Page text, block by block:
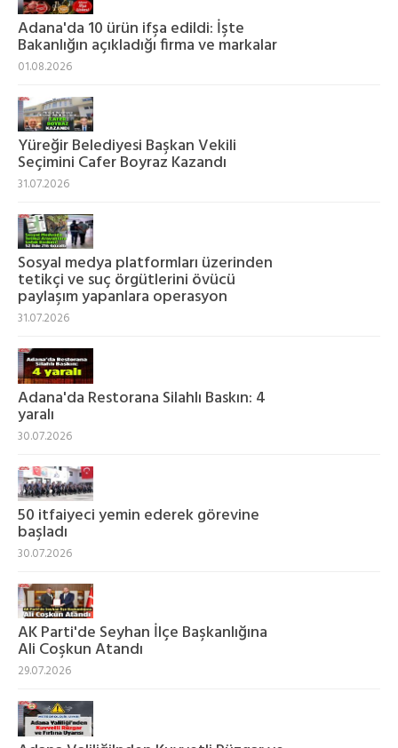
Adana'da 10 ürün ifşa edildi: İşte
Bakanlığın açıkladığı firma ve markalar
01.08.2026
Yüreğir Belediyesi Başkan Vekili
Seçimini Cafer Boyraz Kazandı
31.07.2026
Sosyal medya platformları üzerinden
tetikçi ve suç örgütlerini övücü
paylaşım yapanlara operasyon
31.07.2026
Adana'da Restorana Silahlı Baskın: 4
yaralı
30.07.2026
50 itfaiyeci yemin ederek görevine
başladı
30.07.2026
AK Parti'de Seyhan İlçe Başkanlığına
Ali Coşkun Atandı
29.07.2026